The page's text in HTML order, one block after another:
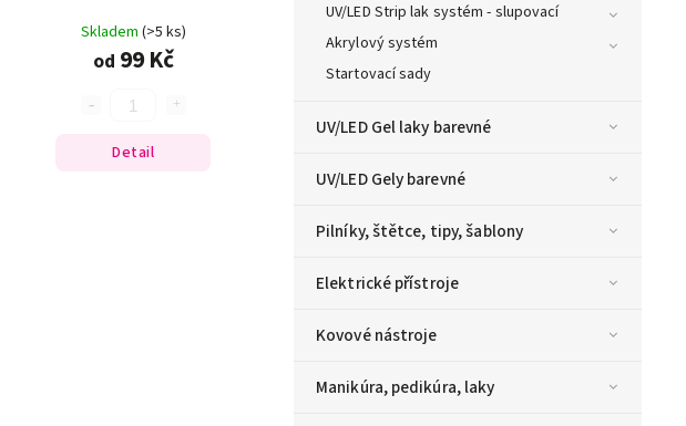
UV/LED Strip lak systém - slupovací
Akrylový systém
Startovací sady
UV/LED Gel laky barevné
UV/LED Gely barevné
Pilníky, štětce, tipy, šablony
Elektrické přístroje
Kovové nástroje
Manikúra, pedikúra, laky
Skladem (>5 ks)
od 99 Kč
Detail